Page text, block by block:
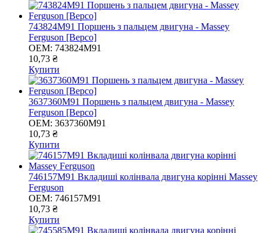
743824M91 Поршень з пальцем двигуна - Massey
Ferguson [Bepco]
OEM: 743824M91
10,73 ₴
Купити
3637360M91 Поршень з пальцем двигуна - Massey
Ferguson [Bepco]
OEM: 3637360M91
10,73 ₴
Купити
746157M91 Вкладиші колінвала двигуна корінні Massey
Ferguson
OEM: 746157M91
10,73 ₴
Купити